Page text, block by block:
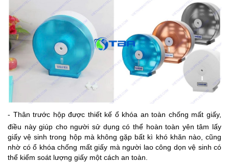
- Thân trước hộp được thiết kế ổ khóa an toàn chống mất giấy,
điều này giúp cho người sử dụng có thể hoàn toàn yên tâm lấy
giấy vệ sinh trong hộp mà không gặp bất kì khó khăn nào, cũng
nhờ có ổ khóa chống mất giấy mà người lao công dọn vệ sinh có
thể kiểm soát lượng giấy một cách an toàn.